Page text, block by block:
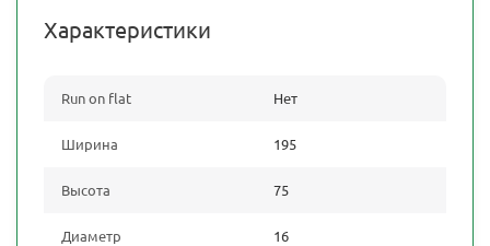
Характеристики
Run on flat Нет
Ширина 195
Высота 75
Диаметр 16